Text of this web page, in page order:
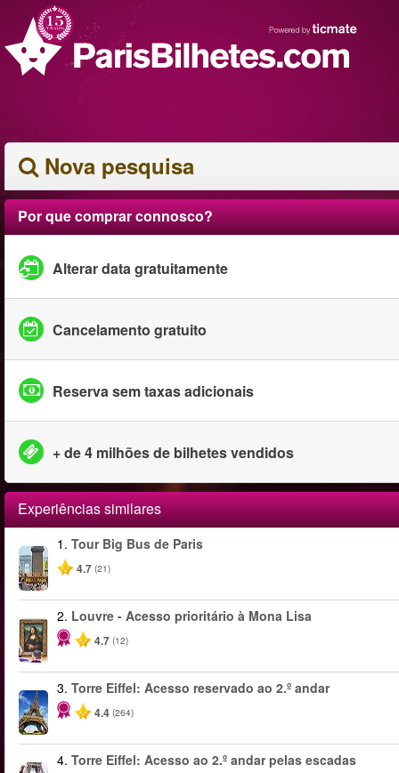
Nova pesquisa
Por que comprar connosco?
Alterar data gratuitamente
Cancelamento gratuito
Reserva sem taxas adicionais
+ de 4 milhões de bilhetes vendidos
Experiências similares
1. Tour Big Bus de Paris
4.7 (21)
2. Louvre - Acesso prioritário à Mona Lisa
4.7 (12)
3. Torre Eiffel: Acesso reservado ao 2.º andar
4.4 (264)
4. Torre Eiffel: Acesso ao 2.º andar pelas escadas